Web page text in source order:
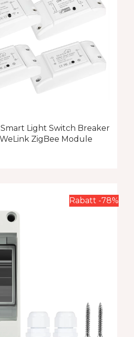
Smart Light Switch Breaker
ZigBee Module
Rabatt -78%